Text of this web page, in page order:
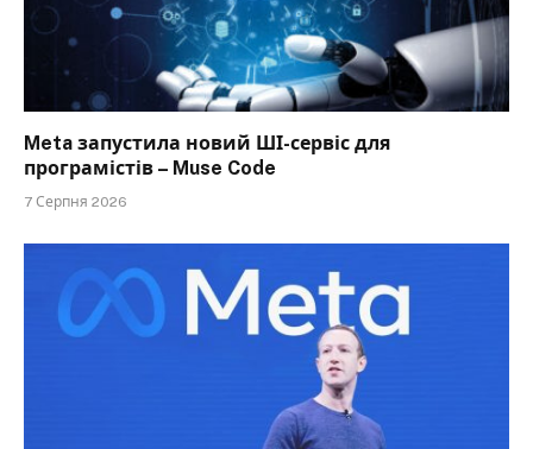
Meta запустила новий ШІ-сервіс для
програмістів – Muse Code
7 Серпня 2026